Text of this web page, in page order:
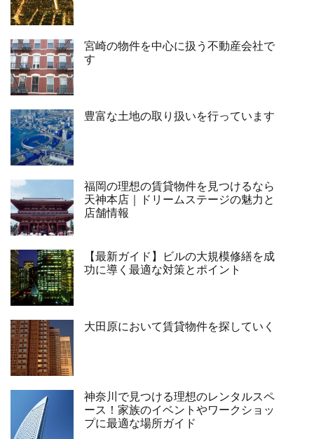
宮崎の物件を中心に扱う不動産会社で
す
豊富な土地の取り扱いを行っています
福岡の理想の賃貸物件を見つけるなら
天神本店｜ドリームステージの魅力と
店舗情報
【最新ガイド】ビルの大規模修繕を成
功に導く最適な対策とポイント
大田原において賃貸物件を探していく
神奈川で見つける理想のレンタルスペ
ース！家族のイベントやワークショッ
プに最適な場所ガイド